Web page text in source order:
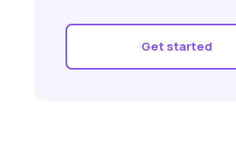
Get started